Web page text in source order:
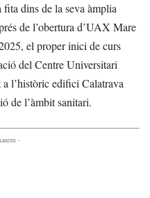
dins de la seva àmplia
de l’obertura d’UAX Mare
el proper inici de curs
del Centre Universitari
l’històric edifici Calatrava
de l’àmbit sanitari.
-